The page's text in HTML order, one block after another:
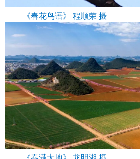
《春花鸟语》 程顺荣 摄
《春满大地》 龙明湘 摄